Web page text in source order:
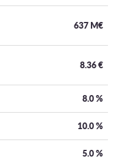
637 M€
8.36€
8.0%
10.0%
5.0%